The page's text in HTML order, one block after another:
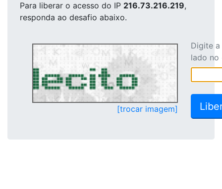
Para liberar o acesso do IP 216.73.216.219,
responda ao desafio abaixo.
[trocar imagem]
Digite
lado no